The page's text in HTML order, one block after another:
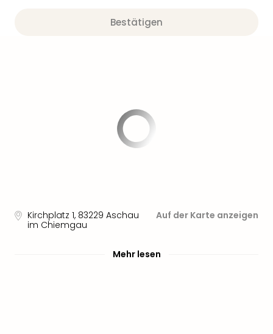
Bestätigen
Kirchplatz 1, 83229 Aschau
im Chiemgau
Auf der Karte anzeigen
Mehr lesen